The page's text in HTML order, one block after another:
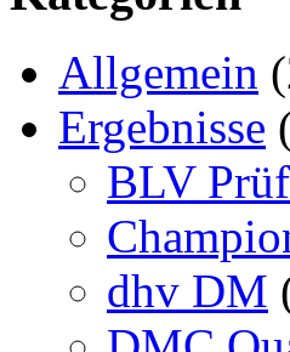
Allgemein
Ergebnisse
BLV
dhv DM